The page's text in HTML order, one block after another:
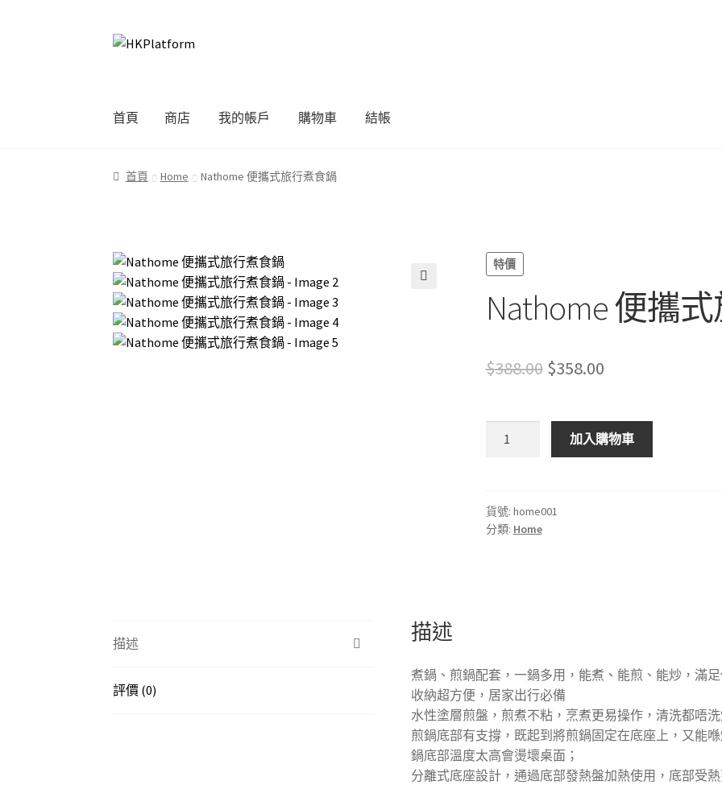
Skip
Skip
首頁 商店 我的帳戶 購物車 結帳
首頁商店 我的帳戶 購物車結帳
首頁 Home Nathome 便攜式旅行煮食鍋
特價
Nathome 便攜
$388.00 Original
was:
$388.00.
$358.00Current
is:
$358.00.
旅
行
加入購物車
貨號: home001
分類: Home
描述
評價 (0)
描述
煮鍋、煎鍋配套，一鍋多用，能煮、能煎、能炒，滿
收納超方便，居家出行必備
水性塗層煎盤，煎煮不粘，烹煮更易操作，清洗都唔
煎鍋底部有支撐，既起到將煎鍋固定在底座上，又能
鍋底部溫度太高會燙壞桌面；
分離式底座設計，通過底部發熱盤加熱使用，底部受